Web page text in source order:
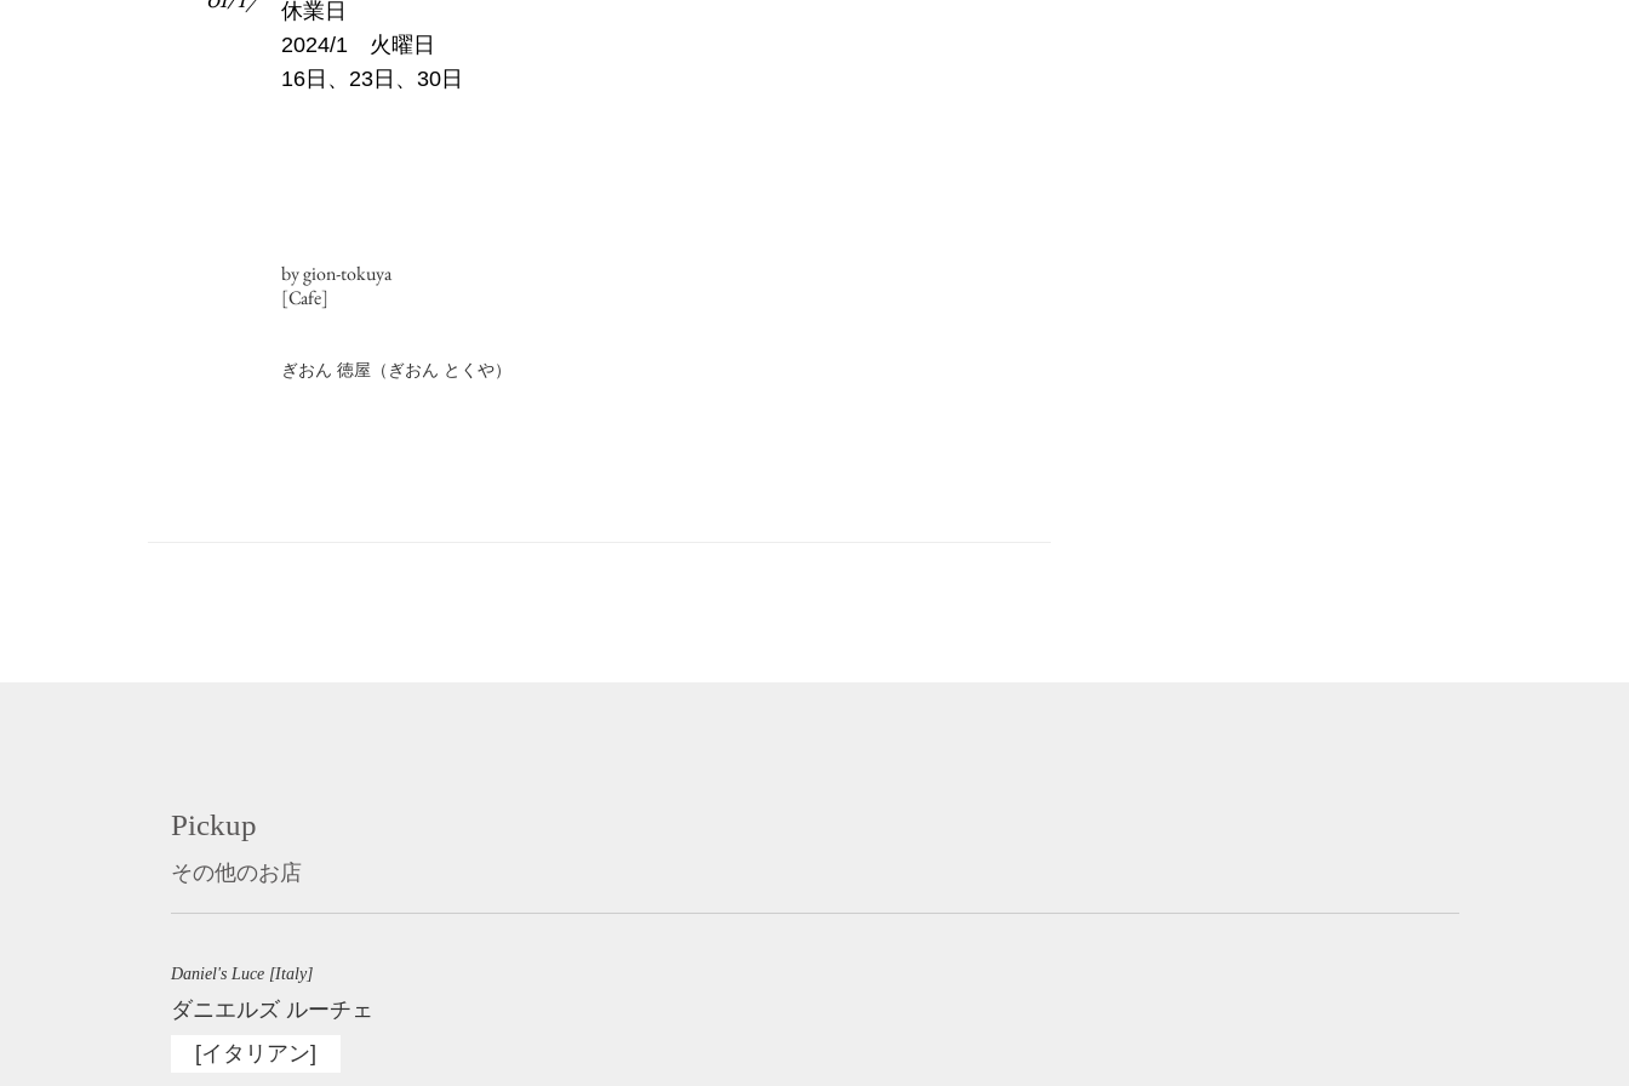
休業日
2024/1 火曜日
16日、23日、30日
by gion-tokuya
[Cafe]
ぎおん 徳屋（ぎおん とくや）
Pickup
その他のお店
Daniel's Luce [Italy]
ダニエルズ ルーチェ
[イタリアン]